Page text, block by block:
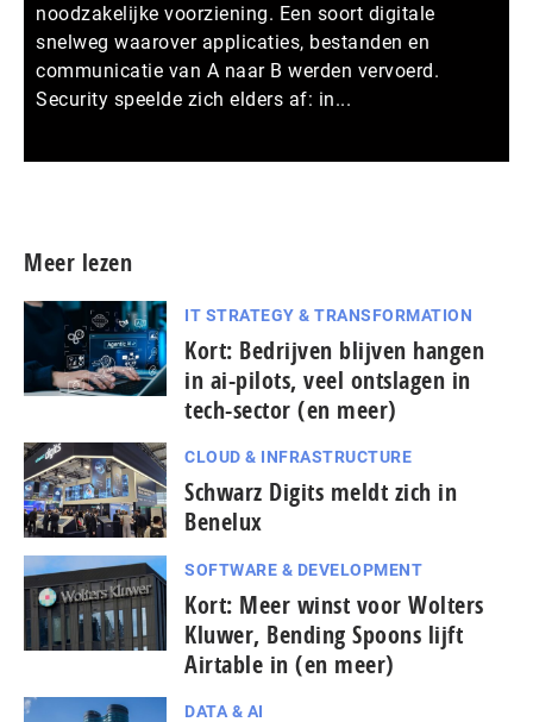
noodzakelijke voorziening. Een soort digitale
snelweg waarover applicaties, bestanden en
communicatie van A naar B werden vervoerd.
Security speelde zich elders af: in...
Meer lezen
IT STRATEGY & TRANSFORMATION
Kort: Bedrijven blijven hangen
in ai-pilots, veel ontslagen in
tech-sector (en meer)
CLOUD & INFRASTRUCTURE
Schwarz Digits meldt zich in
Benelux
SOFTWARE & DEVELOPMENT
Kort: Meer winst voor Wolters
Kluwer, Bending Spoons lijft
Airtable in (en meer)
DATA & AI